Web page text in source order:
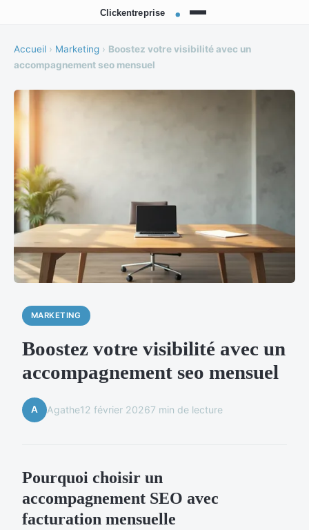
Accueil › Marketing › Boostez votre visibilité avec un
accompagnement seo mensuel
MARKETING
Boostez votre visibilité avec un
accompagnement seo mensuel
A Agathe12 février 20267 min de lecture
Pourquoi choisir un
accompagnement SEO avec
facturation mensuelle